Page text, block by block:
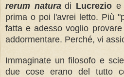
rerum natura di Lucrezioe
prima o poi l'avrei letto. Più
fatta e adesso voglio
addormentare. Perché, vi
Immaginate un filosofo e
due cose erano del tutto